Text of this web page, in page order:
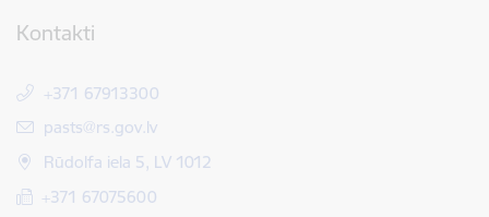
Kontakti
+371 67913300
E-pasts:
pasts@rs.gov.lv
Rūdolfa iela 5, LV 1012
+371 67075600